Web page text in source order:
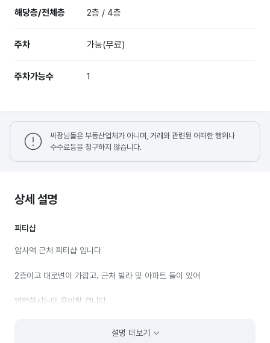
해당층/전체층 2층 / 4층
주차 가능(무료)
주차가능수 1
싸장님들은 부동산업체가 아니며, 거래와 관련된 어떠한 행위나
수수료등을 청구하지 않습니다.
상세 설명
피티샵
암사역 근처 피티샵 입니다
2층이고 대로변이 가깝고. 근처 빌라 및 아파트 들이 있어
영업하시는데 용이할 겁니다
설명 더보기